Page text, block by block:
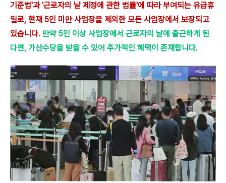
기준법'과 '근로자의 날 제정에 관한 법률'에 따라 부여되는 유급휴
일로, 현재 5인 미만 사업장을 제외한 모든 사업장에서 보장되고
있습니다. 만약 5인 이상 사업장에서 근로자의 날에 출근하게 된
다면, 가산수당을 받을 수 있어 추가적인 혜택이 존재합니다.